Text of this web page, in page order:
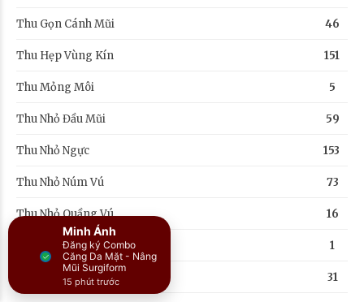
Thu Gọn Cánh Mũi 46
Thu Hẹp Vùng Kín 151
Thu Mỏng Môi 5
Thu Nhỏ Đầu Mũi 59
Thu Nhỏ Ngực 153
Thu Nhỏ Núm Vú 73
Thu Nhỏ Quầng Vú 16
1
Trẻ Hóa Vùng Kín 31
Minh Ánh
Đăng ký Combo
Căng Da Mặt - Nâng
Mũi Surgiform
15 phút trước